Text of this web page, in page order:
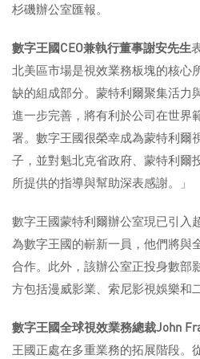
杉磯辦公室匯報。
數字王國CEO兼執行董事謝安先生
北美區市場是視效業務板塊的核心
缺的組成部分。蒙特利爾聚集活力
進一步完善，將有利於公司在世界
署。數字王國很榮幸成為蒙特利爾
子，並對魁北克省政府、蒙特利爾
所提供的指導與幫助深表感謝。」
數字王國蒙特利爾辦公室現已引入
為數字王國的嶄新一員，他們將與
合作。此外，該辦公室正投身數部
方包括漫威影業、索尼影視娛樂和
數字王國全球視效業務總裁John
王國正處在多重業務的拓展階段。